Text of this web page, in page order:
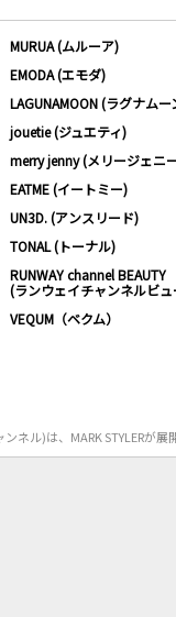
MURUA (ムルーア)
EMODA (エモダ)
LAGUNAMOON (ラグナムー
jouetie (ジュエティ)
merry jenny (メリージェニ
EATME (イートミー)
UN3D. (アンスリード)
TONAL (トーナル)
RUNWAY channel BEAUTY
(ランウェイチャンネルビュ
VEQUM（ベクム）
ネル)は、MARK STYLERが